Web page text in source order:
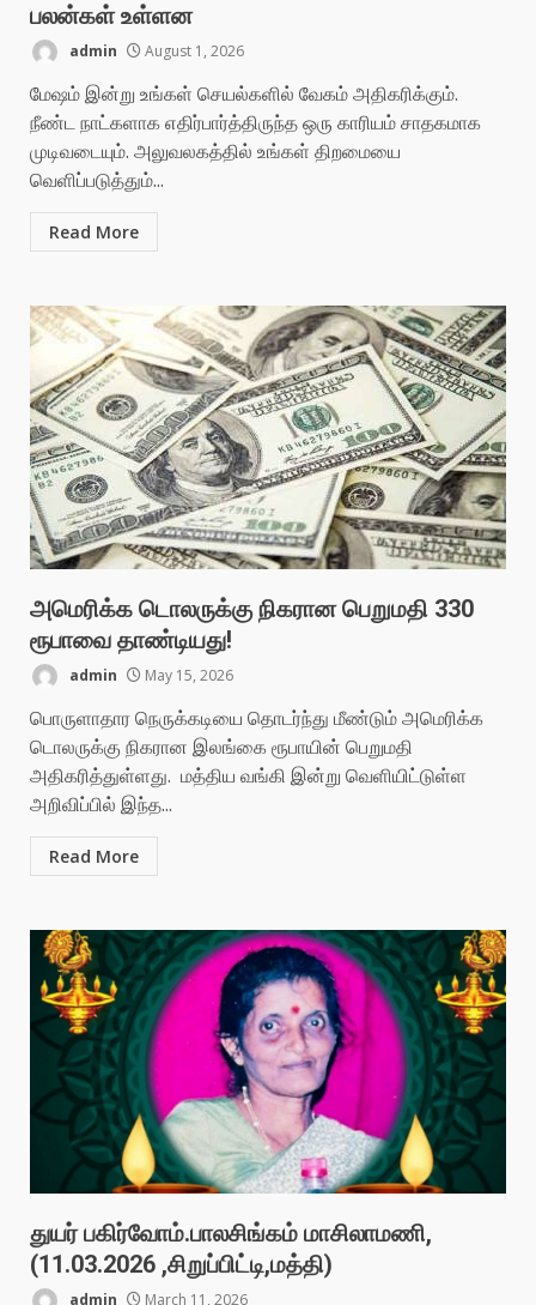
பலன்கள் உள்ளன
admin August 1, 2026
மேஷம் இன்று உங்கள் செயல்களில் வேகம் அதிகரிக்கும்.
நீண்ட நாட்களாக எதிர்பார்த்திருந்த ஒரு காரியம் சாதகமாக
முடிவடையும். அலுவலகத்தில் உங்கள் திறமையை
வெளிப்படுத்தும்...
Read More
அமெரிக்க டொலருக்கு நிகரான பெறுமதி 330
ரூபாவை தாண்டியது!
admin May 15, 2026
பொருளாதார நெருக்கடியை தொடர்ந்து மீண்டும் அமெரிக்க
டொலருக்கு நிகரான இலங்கை ரூபாயின் பெறுமதி
அதிகரித்துள்ளது. மத்திய வங்கி இன்று வெளியிட்டுள்ள
அறிவிப்பில் இந்த...
Read More
துயர் பகிர்வோம்.பாலசிங்கம் மாசிலாமணி,
(11.03.2026 ,சிறுப்பிட்டி,மத்தி)
admin March 11, 2026